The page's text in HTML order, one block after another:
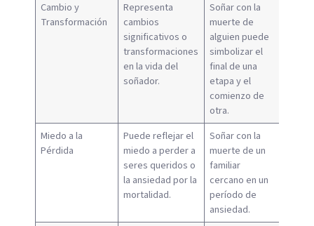
Cambio y
Transformación
Representa
cambios
significativos o
transformaciones
en la vida del
soñador.
Soñar con la
muerte de
alguien puede
simbolizar el
final de una
etapa y el
comienzo de
otra.
Miedo a la
Pérdida
Puede reflejar el
miedo a perder a
seres queridos o
la ansiedad por la
mortalidad.
Soñar con la
muerte de un
familiar
cercano en un
período de
ansiedad.